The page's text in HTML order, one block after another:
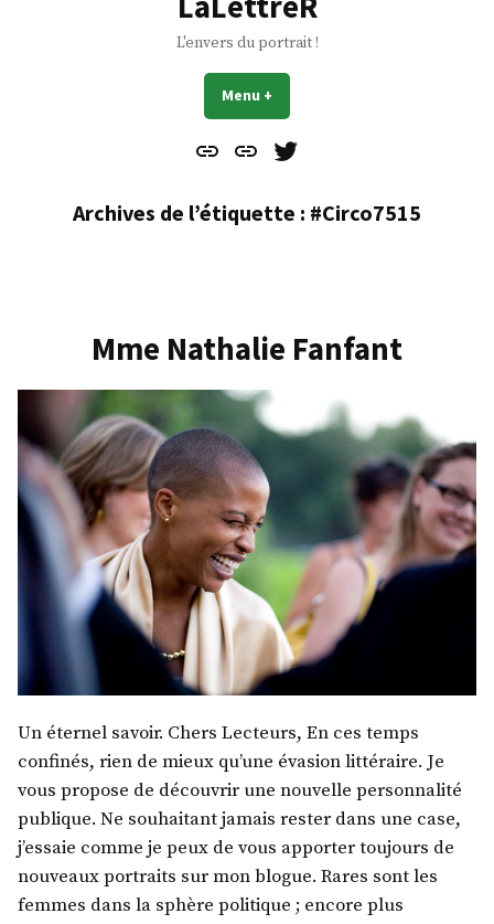
L'envers du portrait !
Menu +
Contact
À
Mes
Archives de l’étiquette : #Circo7515
Mme Nathalie Fanfant
Un éternel savoir. Chers Lecteurs, En ces temps
confinés, rien de mieux qu’une évasion littéraire. Je
vous propose de découvrir une nouvelle personnalité
publique. Ne souhaitant jamais rester dans une case,
j’essaie comme je peux de vous apporter toujours de
nouveaux portraits sur mon blogue. Rares sont les
femmes dans la sphère politique ; encore plus